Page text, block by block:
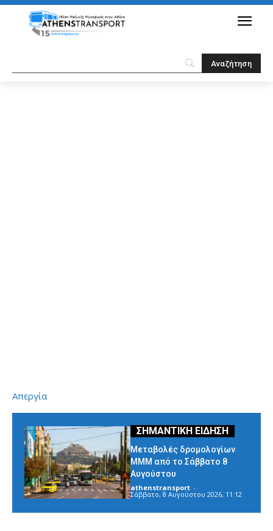
Απεργία
Μεταβολές δρομολογίων
ΜΜΜ από το Σάββατο 8
Αυγούστου
athenstransport -
Σάββατο, 8 Αυγούστου 2026, 11:12